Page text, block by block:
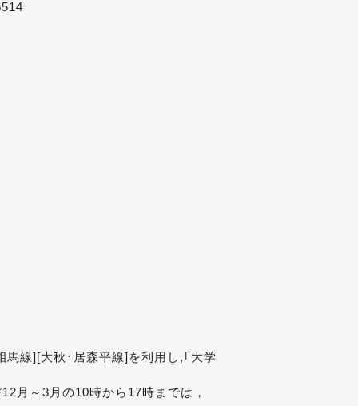
線][大秋･居森平線]を利用し,｢大学
月～3月の10時から17時までは，